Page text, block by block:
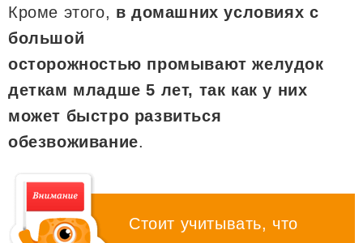
Кроме этого, в домашних условиях с
большой
осторожностью промывают желудок
деткам младше 5 лет, так как у них
может быстро развиться
обезвоживание.
Стоит учитывать, что